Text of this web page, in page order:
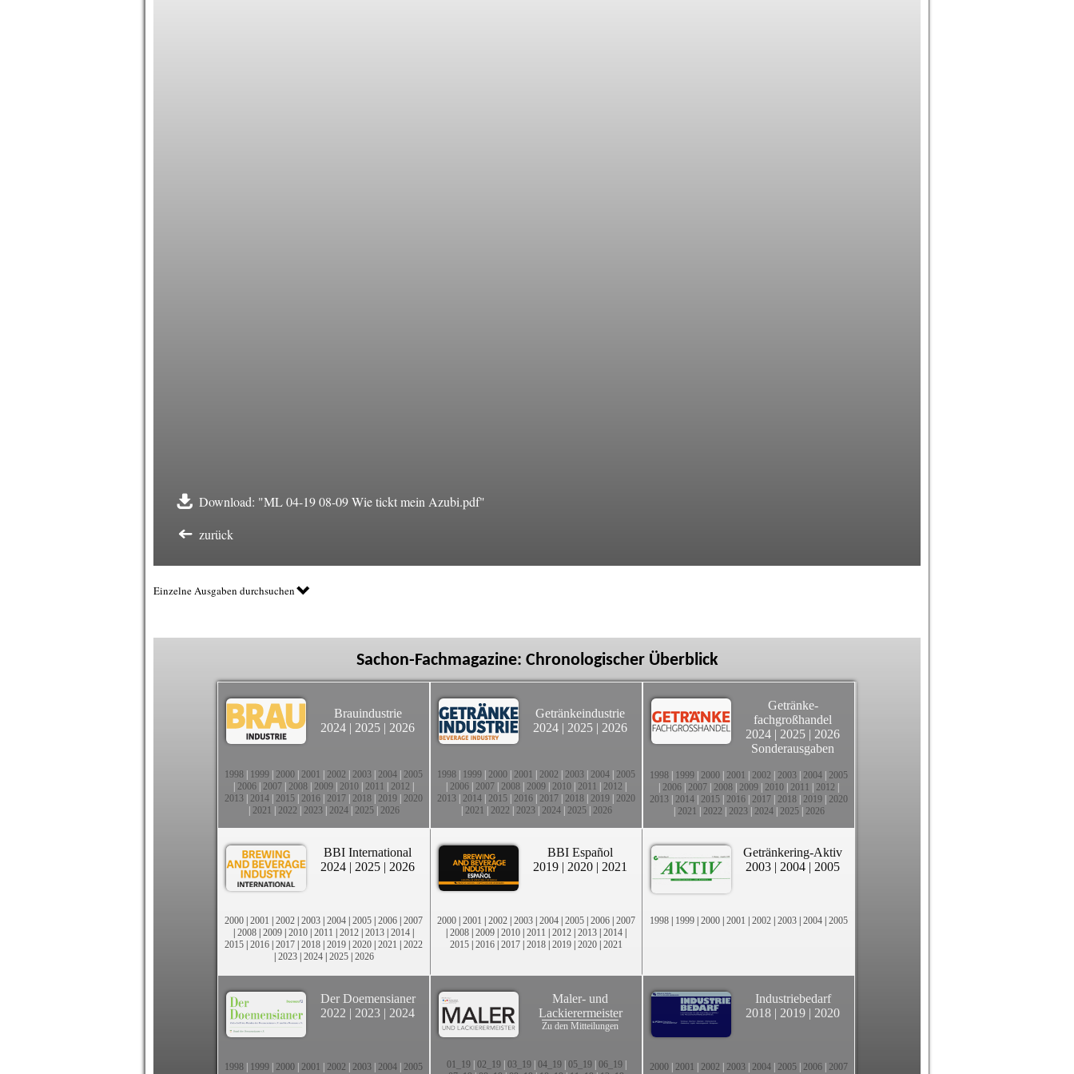
Download: "ML 04-19 08-09 Wie tickt mein Azubi.pdf"
zurück
Einzelne Ausgaben durchsuchen
Sachon-Fachmagazine: Chronologischer Überblick
Brauindustrie
2024 | 2025 | 2026
1998 1999 2000 2001 2002 2003 2004 2005
2006 2007 2008 2009 2010 2011 2012
2013 2014 2015 2016 2017 2018 2019 2020
2021 2022 2023| 2024| 2025| 2026
Getränkeindustrie
2024 | 2025 | 2026
1998 1999 2000 2001 2002 2003 2004 2005
2006 2007 2008 2009 2010 2011 2012
2013 2014 2015 2016 2017 2018 2019 2020
2021 2022 2023| 2024| 2025| 2026
Getränke-
fachgroßhandel
2024 | 2025 | 2026
Sonderausgaben
1998 1999 2000 2001 2002 2003 2004 2005
2006 2007 2008 2009 2010 2011 2012
2013 2014 2015 2016 2017 2018 2019 2020
2021 2022 2023| 2024| 2025| 2026
BBI International
2024 | 2025 | 2026
2000 | 2001 | 2002 | 2003 | 2004 | 2005 | 2006 | 2007
| 2008 | 2009 | 2010 | 2011 | 2012 | 2013 | 2014 |
2015 | 2016 | 2017 | 2018 | 2019 | 2020 | 2021 | 2022
| 2023| 2024| 2025| 2026
BBI Español
2019 | 2020 | 2021
2000 | 2001 | 2002 | 2003 | 2004 | 2005 | 2006 | 2007
| 2008 | 2009 | 2010 | 2011 | 2012 | 2013 | 2014 |
2015 | 2016 | 2017 | 2018 | 2019 | 2020 | 2021
Getränkering-Aktiv
2003 | 2004 | 2005
1998 | 1999 | 2000 | 2001 | 2002 | 2003 | 2004 | 2005
Der Doemensianer
2022 | 2023 | 2024
1998 1999 2000 2001 2002 2003 2004 2005
Maler- und
Lackierermeister
Zu den Mitteilungen
01_19| 02_19| 03_19| 04_19| 05_19| 06_19|
Industriebedarf
2018 | 2019 | 2020
2000 2001 2002 2003 2004 2005 2006 2007